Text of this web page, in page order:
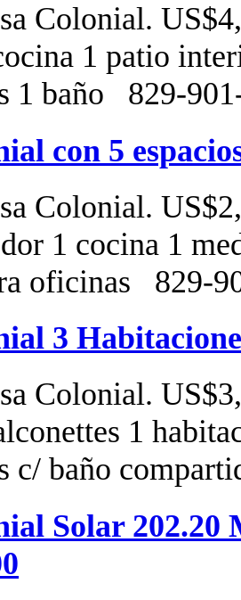
Colonial.
1 patio
1 baño 829-
con 5
Colonial.
1 cocina 1
oficinas 829-
3
Colonial.
1
c/ baño
Solar 202.20